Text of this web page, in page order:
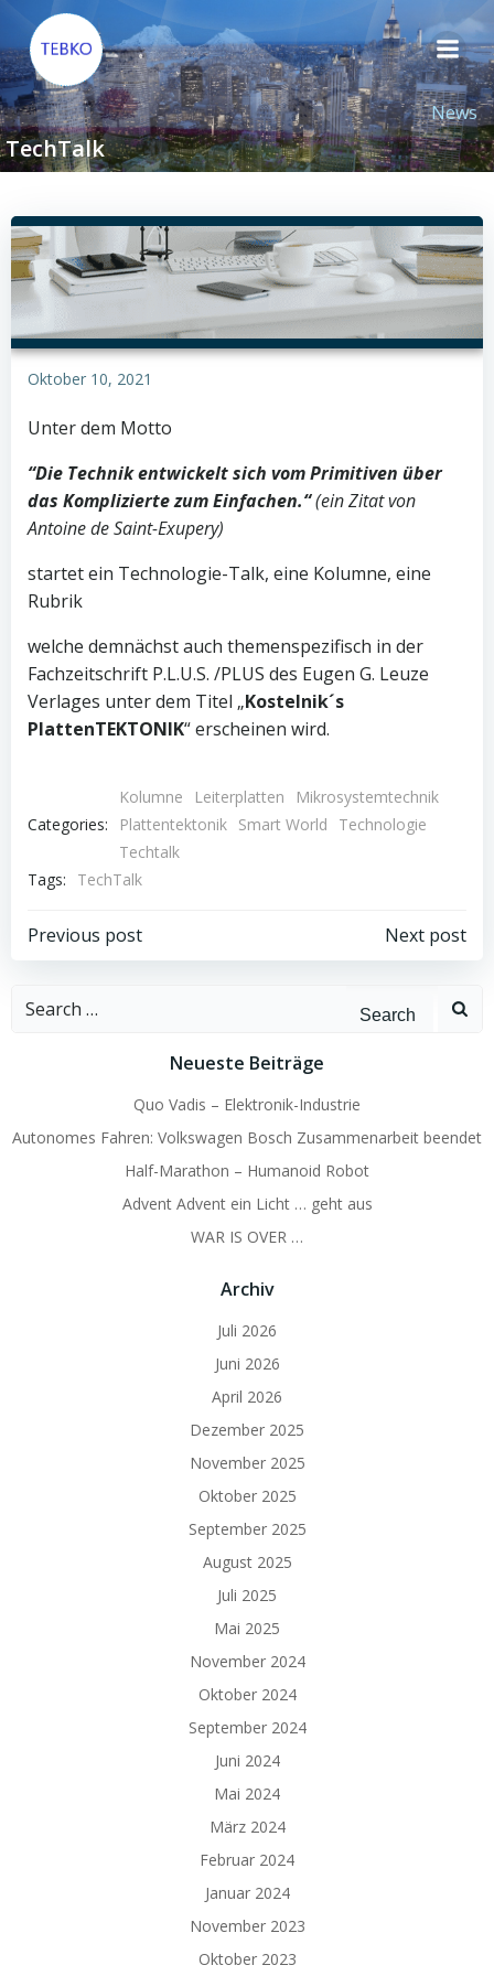
Inhalt
springen
News
TechTalk
Oktober 10, 2021
Unter dem Motto
“Die Technik entwickelt sich vom Primitiven über
das Komplizierte zum Einfachen.“(ein Zitat von
Antoine de Saint-Exupery)
startet ein Technologie-Talk, eine Kolumne, eine
Rubrik
welche demnächst auch themenspezifisch in der
Fachzeitschrift P.L.U.S. /PLUS des Eugen G. Leuze
Verlages unter dem Titel „Kostelnik´s
PlattenTEKTONIK“ erscheinen wird.
Categories:
Kolumne Leiterplatten
Mikrosystemtechnik
Plattentektonik Smart World
Technologie
Techtalk
Tags:
TechTalk
Beitragsnavigation
Previous post Next post
Search
Neueste Beiträge
Quo Vadis – Elektronik-Industrie
Autonomes Fahren: Volkswagen Bosch Zusammenarbeit beendet
Half-Marathon – Humanoid Robot
Advent Advent ein Licht … geht aus
WAR IS OVER …
Archiv
Juli 2026
Juni 2026
April 2026
Dezember 2025
November 2025
Oktober 2025
September 2025
August 2025
Juli 2025
Mai 2025
November 2024
Oktober 2024
September 2024
Juni 2024
Mai 2024
März 2024
Februar 2024
Januar 2024
November 2023
Oktober 2023